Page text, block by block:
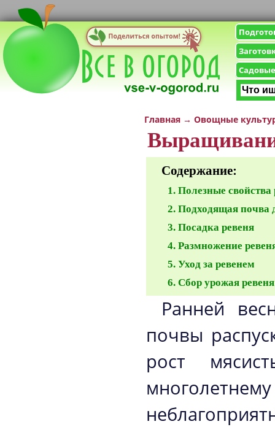
Главная → Овощные
Содержание:
Полезные свойства
Подходящая почва
Посадка ревеня
Размножение
Уход за ревенем
Сбор урожая ревеня
Ранней
почвы
рост